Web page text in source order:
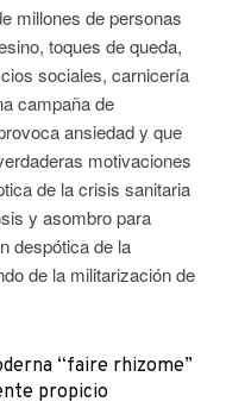
millones de personas
toques de queda,
sociales, carnicería
campaña de
ansiedad y que
motivaciones
de la crisis sanitaria
y asombro para
despótica de la
de la militarización de
“faire rhizome”
propicio